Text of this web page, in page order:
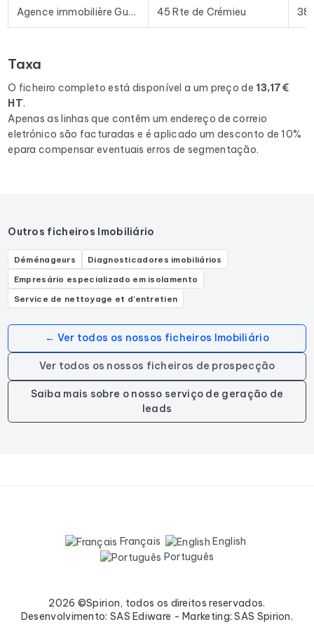
Excel permite a importação direta para a maioria das
ferramentas de prospeção e plataformas de e-mail
Para compilar este ficheiro, recolhemos todos os resultados
no departamento 38correspondentes às seguintes
actividades: Agence d'immobilier d'entreprise, Agence
immobilière, Agence de location immobilière, Agent
immobilier.
Agence immobilière Guy Hoquet TIGNIEU 45 Rte de Crémieu
Taxa
O ficheiro completo está disponível a um preço de 13,17€
HT.
Apenas as linhas que contêm um endereço de correio
eletrónico são facturadas e é aplicado um desconto de 10%
epara compensar eventuais erros de segmentação.
Outros ficheiros Imobiliário
Déménageurs
Diagnosticadores imobiliários
Empresário especializado em isolamento
Service de nettoyage et d'entretien
← Ver todos os nossos ficheiros Imobiliário
Ver todos os nossos ficheiros de prospecção
Saiba mais sobre o nosso serviço de geração de
leads
Français
English
Português
2026 ©Spirion, todos os direitos reservados.
Desenvolvimento: SAS Ediware - Marketing: SAS Spirion.